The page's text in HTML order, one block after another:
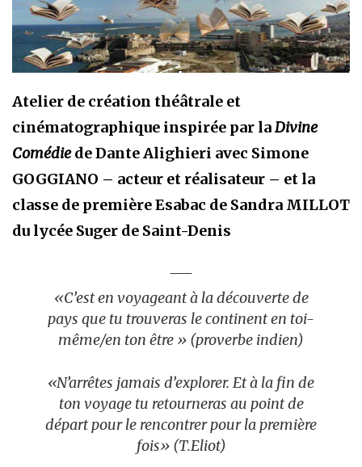
Atelier de création théâtrale et
cinématographique inspirée par laDivine
Comédiede Dante Alighieri avec Simone
GOGGIANO – acteur et réalisateur – et la
classe de première Esabac de Sandra MILLOT
du lycée Suger de Saint-Denis
«C’est en voyageant à la découverte de
pays que tu trouveras le continent en toi-
même/en ton être » (proverbe indien)
«N’arrêtes jamais d’explorer. Et à la fin de
ton voyage tu retourneras au point de
départ pour le rencontrer pour la première
fois» (T.Eliot)